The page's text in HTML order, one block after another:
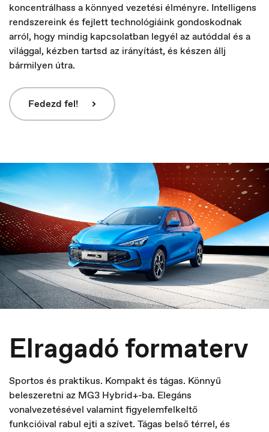
Deutschland
Deutsch
koncentrálhass a könnyed vezetési élményre. Intelligens
rendszereink és fejlett technológiáink gondoskodnak
arról, hogy mindig kapcsolatban legyél az autóddal és a
világgal, kézben tartsd az irányítást, és készen állj
bármilyen útra.
Fedezd fel!
Elragadó formaterv
Sportos és praktikus. Kompakt és tágas. Könnyű
beleszeretni az MG3 Hybrid+-ba. Elegáns
vonalvezetésével valamint figyelemfelkeltő
funkcióival rabul ejti a szívet. Tágas belső térrel, és